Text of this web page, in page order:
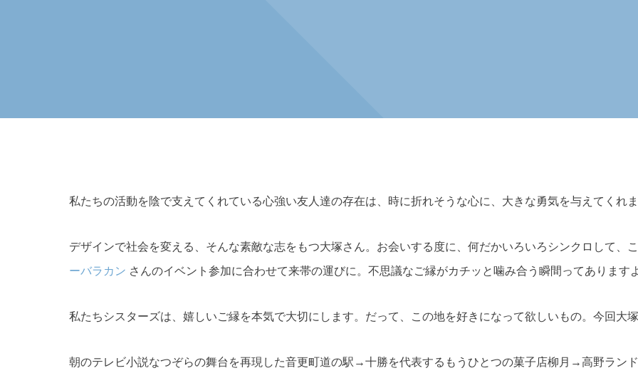
私たちの活動を陰で支えてくれている心強い友人達の存在は、時に折れそうな心に、大きな勇気を与えてくれ
デザインで社会を変える、そんな素敵な志をもつ大塚さん。お会いする度に、何だかいろいろシンクロして
ーバラカン さんのイベント参加に合わせて来帯の運びに。不思議なご縁がカチッと噛み合う瞬間ってあります
私たちシスターズは、嬉しいご縁を本気で大切にします。だって、この地を好きになって欲しいもの。今回大
朝のテレビ小説なつぞらの舞台を再現した音更町道の駅→十勝を代表するもうひとつの菓子店柳月→高野ラ